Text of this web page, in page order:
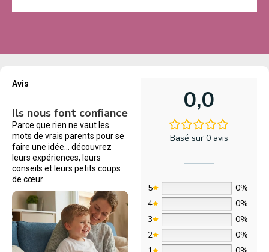
Avis
Ils nous font confiance
Parce que rien ne vaut les
mots de vrais parents pour se
faire une idée… découvrez
leurs expériences, leurs
conseils et leurs petits coups
de cœur
0,0
Basé sur 0 avis
5
0%
4
0%
3
0%
2
0%